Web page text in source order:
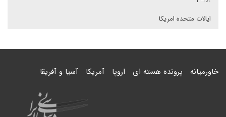
ایالات متحده امریکا
خاورمیانه پرونده هسته ای اروپا آمریکا آسیا و آفریقا